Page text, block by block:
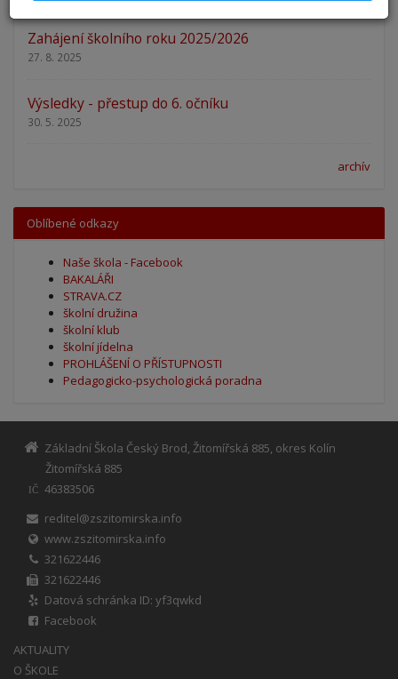
Zahájení školního roku 2025/2026
27. 8. 2025
Výsledky - přestup do 6. očníku
30. 5. 2025
archív
Oblíbené odkazy
Naše škola - Facebook
BAKALÁŘI
STRAVA.CZ
školní družina
školní klub
školní jídelna
PROHLÁŠENÍ O PŘÍSTUPNOSTI
Pedagogicko-psychologická poradna
Základní Škola Český Brod, Žitomířská 885, okres Kolín
Žitomířská 885
IČ
46383506
reditel@zszitomirska.info
www.zszitomirska.info
321622446
321622446
Datová schránka ID: yf3qwkd
Facebook
AKTUALITY
O ŠKOLE